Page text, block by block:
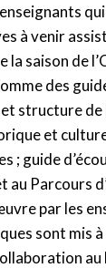
à venir
la saison de
des
et structure
et
; guide
au Parcours
par les
sont mis
au